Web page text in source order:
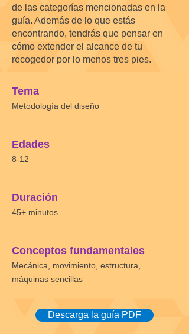
de las categorías mencionadas en la
guía. Además de lo que estás
encontrando, tendrás que pensar en
cómo extender el alcance de tu
recogedor por lo menos tres pies.
Tema
Metodología del diseño
Edades
8-12
Duración
45+ minutos
Conceptos fundamentales
Mecánica, movimiento, estructura,
máquinas sencillas
Descarga la guía PDF